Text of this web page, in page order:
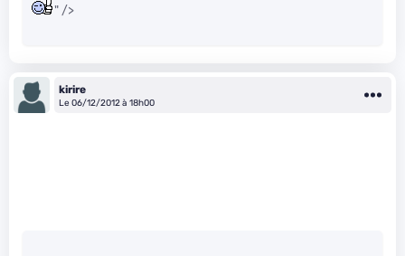
" />
kirire
Le 06/12/2012 à 18h00